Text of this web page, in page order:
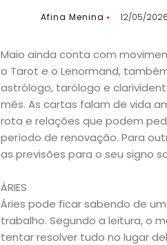
Afina Menina 12/05/2026
Maio ainda conta com
o Tarot e o Lenormand,
astrólogo, tarólogo e
mês. As cartas falam de vida
rota e relações que podem
período de renovação. Para
as previsões para o seu signo
ÁRIES
Áries pode ficar sabendo de
trabalho. Segundo a leitura, o
tentar resolver tudo no lugar